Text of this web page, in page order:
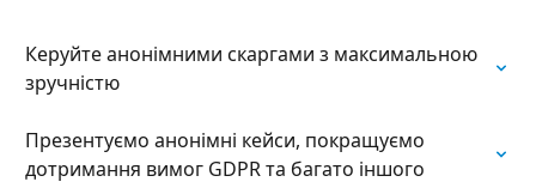
Керуйте анонімними скаргами з максимальною
зручністю
Презентуємо анонімні кейси, покращуємо
дотримання вимог GDPR та багато іншого